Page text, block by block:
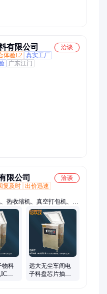
有限公司
洽谈
体验L2 真实工厂
广东江门
限公司
洽谈
复及时 出价迅速
热收缩机、真空打包机、真
物料
芯
远大无尘车间电
子料盘芯片抽真